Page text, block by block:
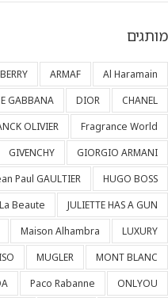
מותגים
Al Haramain
ARMAF
CHANEL
DIOR
GABBANA
Fragrance World
OLIVIER
GIORGIO ARMANI
GIVENCHY
HUGO BOSS
Paul GAULTIER
JULIETTE HAS A GUN
La Beaute
LUXURY
Maison Alhambra
MONT BLANC
MUGLER
ONLYOU
Paco Rabanne